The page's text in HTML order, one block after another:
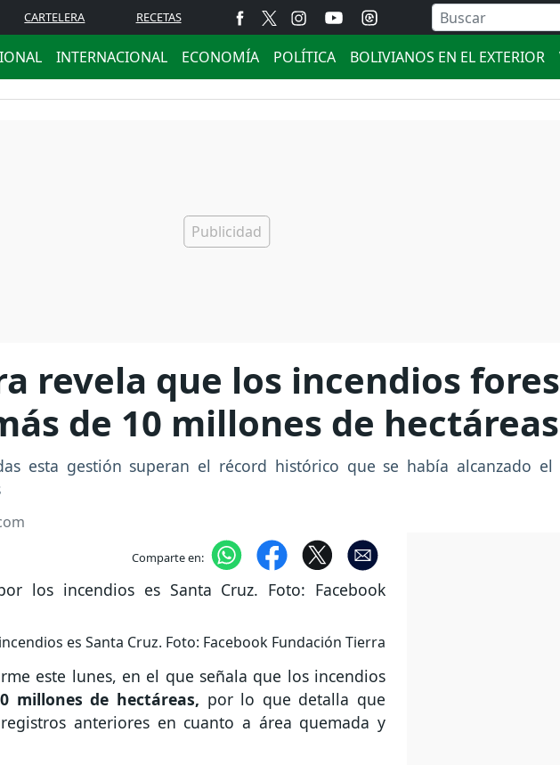
CARTELERA RECETAS
INTERNACIONAL ECONOMÍA POLÍTICA BOLIVIANOS EN EL EXTERIOR
revela que los incendios
de 10 millones de hectáreas
esta gestión superan el récord histórico que se había alcanzado el
Comparte en:
es Santa Cruz. Foto: Facebook Fundación Tierra
este lunes, en el que señala que los incendios
millones de hectáreas, por lo que detalla que
anteriores en cuanto a área quemada y